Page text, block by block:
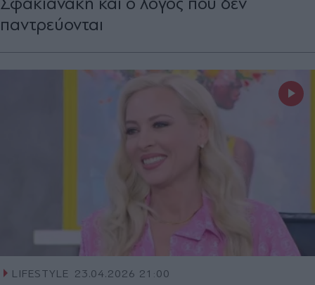
παντρεύονται
LIFESTYLE 23.04.2026 21:00